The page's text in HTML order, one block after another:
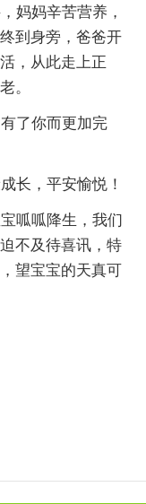
妈妈辛苦营养，
到身旁，爸爸开
，从此走上正
。
了你而更加完
长，平安愉悦！
呱呱降生，我们
不及待喜讯，特
望宝宝的天真可